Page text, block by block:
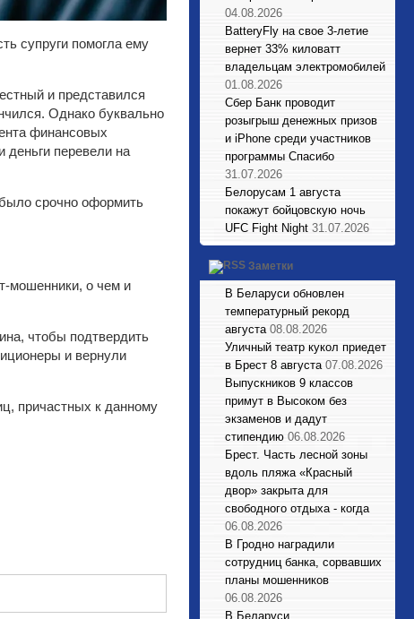
супруги помогла ему
и представился
Однако буквально
финансовых
перевели на
срочно оформить
мошенники, о чем и
чтобы подтвердить
и вернули
причастных к данному
04.08.2026
BatteryFly на свое 3-летие
вернет 33% киловатт
владельцам электромобилей
01.08.2026
Сбер Банк проводит
розыгрыш денежных призов
и iPhone среди участников
программы Спасибо
31.07.2026
Белорусам 1 августа
покажут бойцовскую ночь
UFC Fight Night 31.07.2026
Заметки
В Беларуси обновлен
температурный рекорд
августа 08.08.2026
Уличный театр кукол приедет
в Брест 8 августа 07.08.2026
Выпускников 9 классов
примут в Высоком без
экзаменов и дадут
стипендию 06.08.2026
Брест. Часть лесной зоны
вдоль пляжа «Красный
двор» закрыта для
свободного отдыха - когда
06.08.2026
В Гродно наградили
сотрудниц банка, сорвавших
планы мошенников
06.08.2026
В Беларуси